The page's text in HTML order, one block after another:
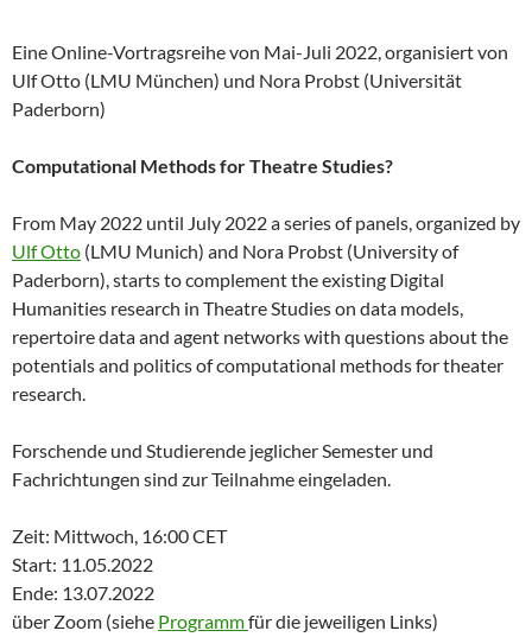
Eine Online-Vortragsreihe von Mai-Juli 2022, organisiert von
Ulf Otto (LMU München) und Nora Probst (Universität
Paderborn)
Computational Methods for Theatre Studies?
From May 2022 until July 2022 a series of panels, organized by
Ulf Otto (LMU Munich) and Nora Probst (University of
Paderborn), starts to complement the existing Digital
Humanities research in Theatre Studies on data models,
repertoire data and agent networks with questions about the
potentials and politics of computational methods for theater
research.
Forschende und Studierende jeglicher Semester und
Fachrichtungen sind zur Teilnahme eingeladen.
Zeit: Mittwoch, 16:00 CET
Start: 11.05.2022
Ende: 13.07.2022
über Zoom (siehe Programmfür die jeweiligen Links)